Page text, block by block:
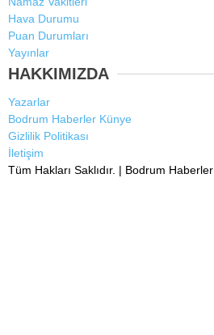
Hava Durumu
Puan Durumları
Yayınlar
HAKKIMIZDA
Yazarlar
Bodrum Haberler Künye
Gizlilik Politikası
İletişim
Tüm Hakları Saklıdır. | Bodrum Haberler